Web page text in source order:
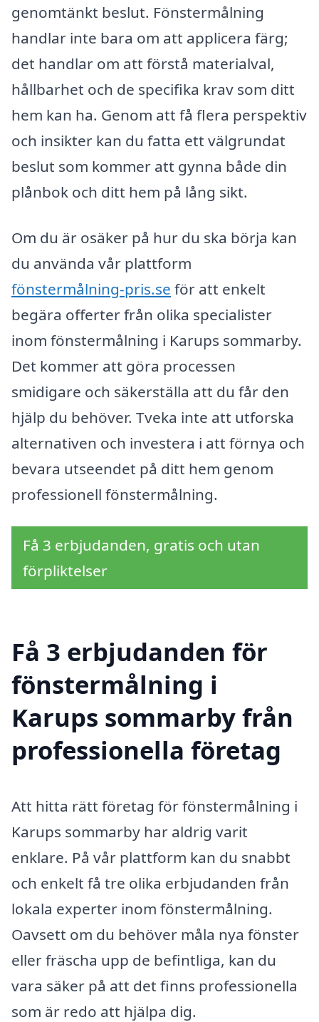
genomtänkt beslut. Fönstermålning
handlar inte bara om att applicera färg;
det handlar om att förstå materialval,
hållbarhet och de specifika krav som ditt
hem kan ha. Genom att få flera perspektiv
och insikter kan du fatta ett välgrundat
beslut som kommer att gynna både din
plånbok och ditt hem på lång sikt.
Om du är osäker på hur du ska börja kan
du använda vår plattform
fönstermålning-pris.se för att enkelt
begära offerter från olika specialister
inom fönstermålning i Karups sommarby.
Det kommer att göra processen
smidigare och säkerställa att du får den
hjälp du behöver. Tveka inte att utforska
alternativen och investera i att förnya och
bevara utseendet på ditt hem genom
professionell fönstermålning.
Få 3 erbjudanden, gratis och utan
förpliktelser
Få 3 erbjudanden för
fönstermålning i
Karups sommarby från
professionella företag
Att hitta rätt företag för fönstermålning i
Karups sommarby har aldrig varit
enklare. På vår plattform kan du snabbt
och enkelt få tre olika erbjudanden från
lokala experter inom fönstermålning.
Oavsett om du behöver måla nya fönster
eller fräscha upp de befintliga, kan du
vara säker på att det finns professionella
som är redo att hjälpa dig.